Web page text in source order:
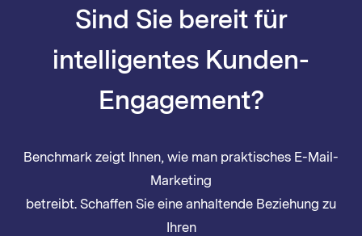
Sind Sie bereit für
intelligentes Kunden-
Engagement?
Benchmark zeigt Ihnen, wie man praktisches E-Mail-
Marketing
betreibt. Schaffen Sie eine anhaltende Beziehung zu
Ihren